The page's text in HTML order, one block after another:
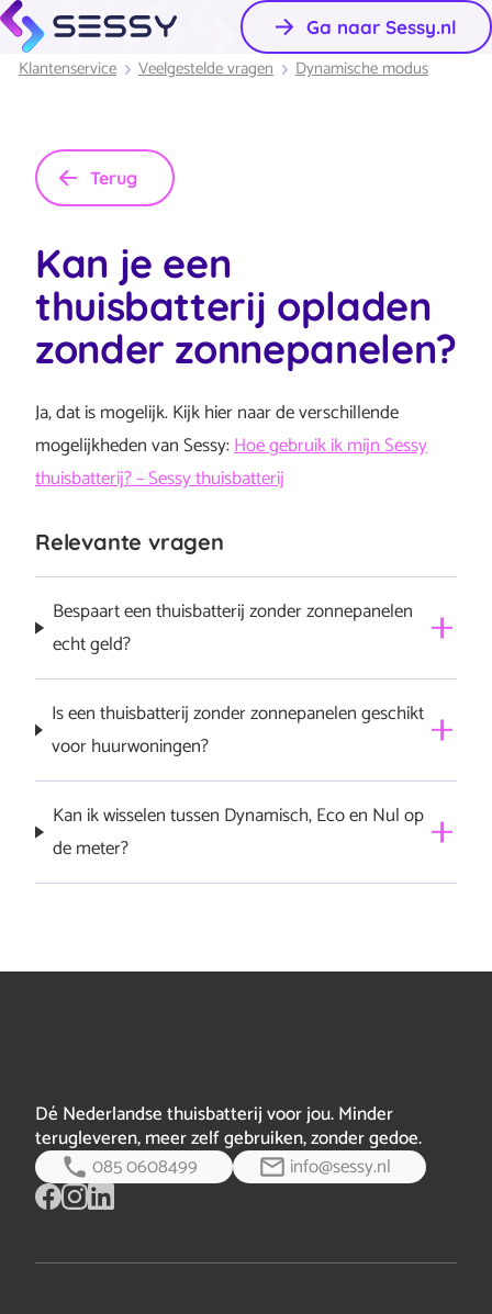
Ga naar Sessy.nl
Klantenservice Veelgestelde vragen Dynamische modus
Terug
Kan je een
thuisbatterij opladen
zonder zonnepanelen?
Ja, dat is mogelijk. Kijk hier naar de verschillende
mogelijkheden van Sessy:Hoe gebruik ik mijn Sessy
thuisbatterij? – Sessy thuisbatterij
Relevante vragen
Bespaart een thuisbatterij zonder zonnepanelen
echt geld?
stroomprijzen kun je je energiekosten aanzienlijk
verlagen.
Is een thuisbatterij zonder zonnepanelen geschikt
voor huurwoningen?
aanpassingen aan het dak nodig zijn, is het een goede
optie voor huurders.
Kan ik wisselen tussen Dynamisch, Eco en Nul op
de meter?
prijssturing, meer eigen verbruik of meer
Dé Nederlandse thuisbatterij voor jou. Minder
terugleveren, meer zelf gebruiken, zonder gedoe.
085 0608499
info@sessy.nl